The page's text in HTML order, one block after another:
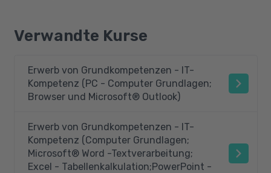
Verwandte Kurse
Erwerb von Grundkompetenzen - IT-
Kompetenz (PC - Computer Grundlagen;
Browser und Microsoft® Outlook)
Erwerb von Grundkompetenzen - IT-
Kompetenz (Computer Grundlagen;
Microsoft® Word -Textverarbeitung;
Excel - Tabellenkalkulation;PowerPoint -